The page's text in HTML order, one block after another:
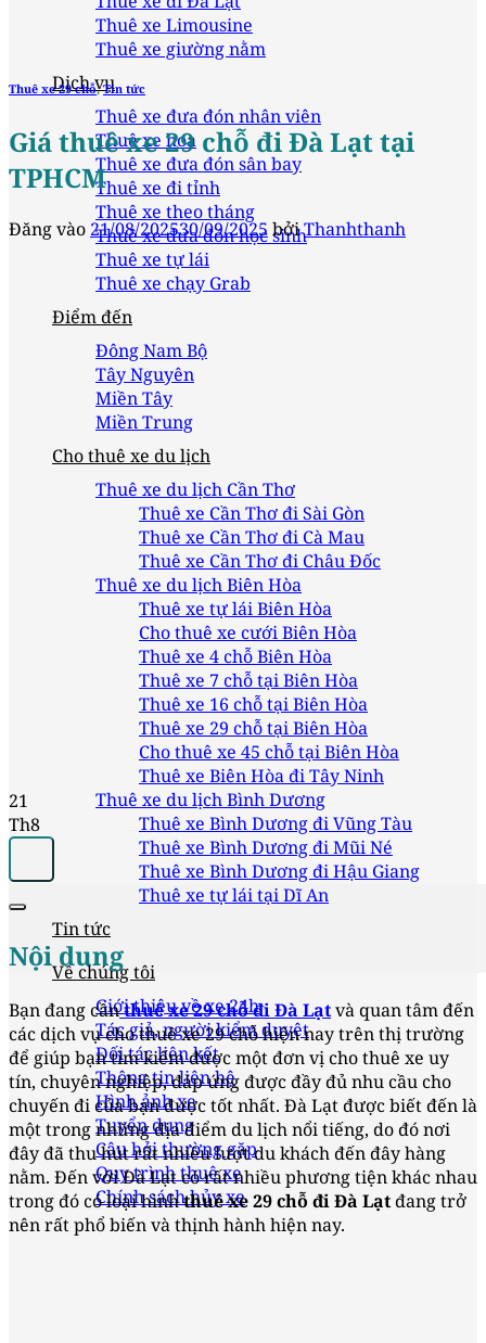
Thuê xe Limousine
Thuê xe giường nằm
Dịch vụ
Thuê xe đưa đón nhân viên
Thuê xe hoa
Thuê xe đưa đón sân bay
Thuê xe đi tỉnh
Thuê xe theo tháng
Thuê xe đưa đón học sinh
Thuê xe tự lái
Thuê xe chạy Grab
Điểm đến
Đông Nam Bộ
Tây Nguyên
Miền Tây
Miền Trung
Cho thuê xe du lịch
Thuê xe du lịch Cần Thơ
Thuê xe Cần Thơ đi Sài Gòn
Thuê xe Cần Thơ đi Cà Mau
Thuê xe Cần Thơ đi Châu Đốc
Thuê xe du lịch Biên Hòa
Thuê xe tự lái Biên Hòa
Cho thuê xe cưới Biên Hòa
Thuê xe 4 chỗ Biên Hòa
Thuê xe 7 chỗ tại Biên Hòa
Thuê xe 16 chỗ tại Biên Hòa
Thuê xe 29 chỗ tại Biên Hòa
Cho thuê xe 45 chỗ tại Biên Hòa
Thuê xe Biên Hòa đi Tây Ninh
Thuê xe du lịch Bình Dương
Thuê xe Bình Dương đi Vũng Tàu
Thuê xe Bình Dương đi Mũi Né
Thuê xe Bình Dương đi Hậu Giang
Thuê xe tự lái tại Dĩ An
Tin tức
Về chúng tôi
Giới thiệu về xe 24h
Tác giả, người kiểm duyệt
Đối tác liên kết
Thông tin liên hệ
Hình ảnh xe
Tuyển dụng
Câu hỏi thường gặp
Quy trình thuê xe
Chính sách hủy xe
Thuê xe 29 chỗ,Tin tức
Giá thuê xe 29 chỗ đi Đà Lạt tại
TPHCM
Đăng vào 21/08/202530/09/2025bởiThanhthanh
21
Th8
Nội dung
Bạn đang cầnthuê xe 29 chỗ đi Đà Lạtvà quan tâm đến
các dịch vụ cho thuê xe 29 chỗ hiện nay trên thị trường
để giúp bạn tìm kiếm được một đơn vị cho thuê xe uy
tín, chuyên nghiệp, đáp ứng được đầy đủ nhu cầu cho
chuyến đi của bạn được tốt nhất. Đà Lạt được biết đến là
một trong những địa điểm du lịch nổi tiếng, do đó nơi
đây đã thu hút rất nhiều lượt du khách đến đây hàng
nằm. Đến với Đà Lạt có rất nhiều phương tiện khác nhau
trong đó có loại hìnhthuê xe 29 chỗ đi Đà Lạtđang trở
nên rất phổ biến và thịnh hành hiện nay.